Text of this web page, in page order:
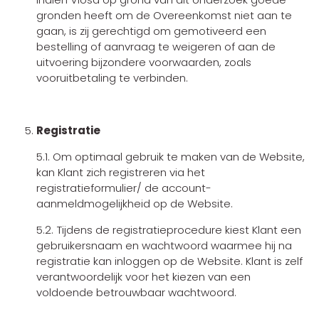
gronden heeft om de Overeenkomst niet aan te
gaan, is zij gerechtigd om gemotiveerd een
bestelling of aanvraag te weigeren of aan de
uitvoering bijzondere voorwaarden, zoals
vooruitbetaling te verbinden.
Registratie
5.1. Om optimaal gebruik te maken van de Website,
kan Klant zich registreren via het
registratieformulier/ de account-
aanmeldmogelijkheid op de Website.
5.2. Tijdens de registratieprocedure kiest Klant een
gebruikersnaam en wachtwoord waarmee hij na
registratie kan inloggen op de Website. Klant is zelf
verantwoordelijk voor het kiezen van een
voldoende betrouwbaar wachtwoord.